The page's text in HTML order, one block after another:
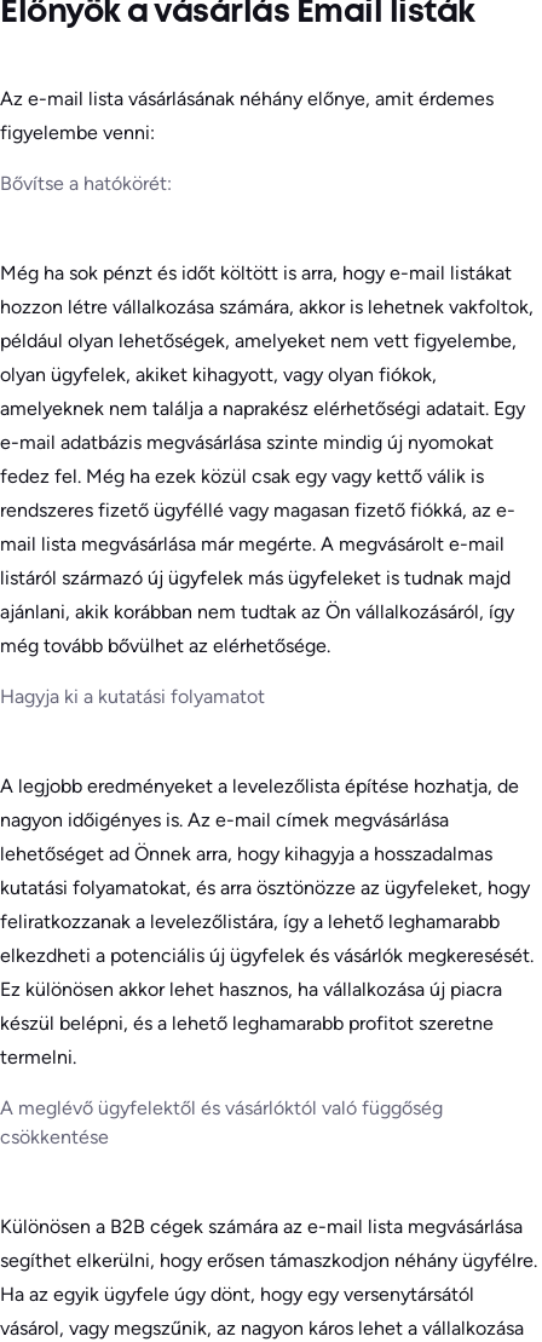
Előnyök a vásárlás Email listák
Az e-mail lista vásárlásának néhány előnye, amit érdemes
figyelembe venni:
Bővítse a hatókörét:
Még ha sok pénzt és időt költött is arra, hogy e-mail listákat
hozzon létre vállalkozása számára, akkor is lehetnek vakfoltok,
például olyan lehetőségek, amelyeket nem vett figyelembe,
olyan ügyfelek, akiket kihagyott, vagy olyan fiókok,
amelyeknek nem találja a naprakész elérhetőségi adatait. Egy
e-mail adatbázis megvásárlása szinte mindig új nyomokat
fedez fel. Még ha ezek közül csak egy vagy kettő válik is
rendszeres fizető ügyféllé vagy magasan fizető fiókká, az e-
mail lista megvásárlása már megérte. A megvásárolt e-mail
listáról származó új ügyfelek más ügyfeleket is tudnak majd
ajánlani, akik korábban nem tudtak az Ön vállalkozásáról, így
még tovább bővülhet az elérhetősége.
Hagyja ki a kutatási folyamatot
A legjobb eredményeket a levelezőlista építése hozhatja, de
nagyon időigényes is. Az e-mail címek megvásárlása
lehetőséget ad Önnek arra, hogy kihagyja a hosszadalmas
kutatási folyamatokat, és arra ösztönözze az ügyfeleket, hogy
feliratkozzanak a levelezőlistára, így a lehető leghamarabb
elkezdheti a potenciális új ügyfelek és vásárlók megkeresését.
Ez különösen akkor lehet hasznos, ha vállalkozása új piacra
készül belépni, és a lehető leghamarabb profitot szeretne
termelni.
A meglévő ügyfelektől és vásárlóktól való függőség
csökkentése
Különösen a B2B cégek számára az e-mail lista megvásárlása
segíthet elkerülni, hogy erősen támaszkodjon néhány ügyfélre.
Ha az egyik ügyfele úgy dönt, hogy egy versenytársától
vásárol, vagy megszűnik, az nagyon káros lehet a vállalkozása